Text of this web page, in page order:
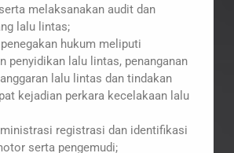
melaksanakan audit dan
lalu lintas;
hukum meliputi
penyidikan lalu lintas, penanganan
lalu lintas dan tindakan
kejadian perkara kecelakaan lalu
registrasi dan identifikasi
serta pengemudi;